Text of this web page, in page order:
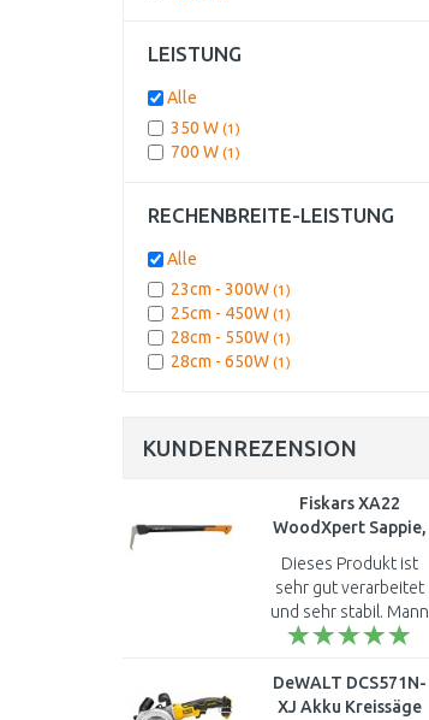
LEISTUNG
Alle
350 W (1)
700 W (1)
RECHENBREITE-LEISTUNG
Alle
23cm - 300W (1)
25cm - 450W (1)
28cm - 550W (1)
28cm - 650W (1)
KUNDENREZENSION
Fiskars XA22
WoodXpert Sappie,
77,5cm (126007)
1003623
Dieses Produkt ist
sehr gut verarbeitet
und sehr stabil. Mann
kann leicht auch
ziehen und kleinere
anheben. Macht echt
DeWALT DCS571N-
XJ Akku Kreissäge